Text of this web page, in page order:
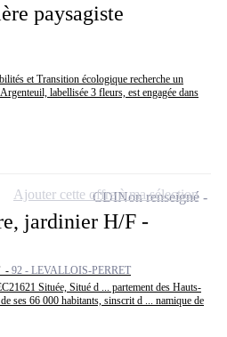
paysagiste
et Transition écologique recherche un
labellisée 3 fleurs, est engagée dans
jardinier H/F -
- 92 - LEVALLOIS-PERRET
Située, Situé d ... partement des Hauts-
ses 66 000 habitants, sinscrit d ... namique de
CDINon renseigné
Ajouter cette offre à ma sélection